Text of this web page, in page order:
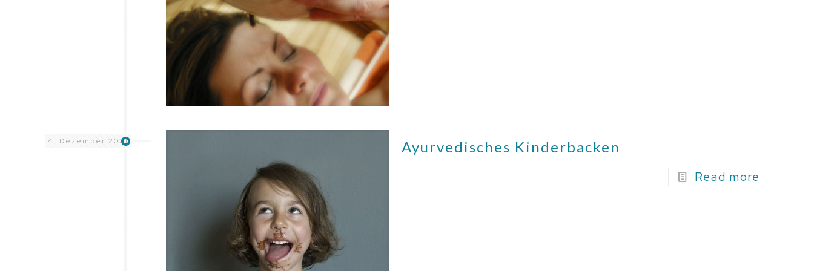
4. Dezember 2021 Ayurvedisches Kinderbacken
Read more